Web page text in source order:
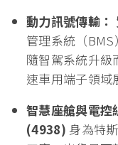
動力訊號傳輸：
管理系統（
隨智駕系統升級
速車用端子領域
智慧座艙與電控
(4938) 身為特